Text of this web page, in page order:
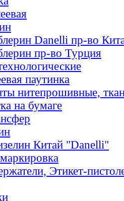
Danelli пр-во
пр-во Турция
паутинка
нитепрошивные,
на бумаге
Китай "Danelli"
Этикет-